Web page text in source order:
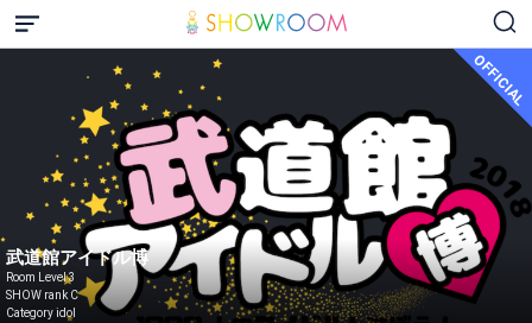
OFFICIAL
武道館アイドル博
Room Level 3
SHOW rank C
Category idol